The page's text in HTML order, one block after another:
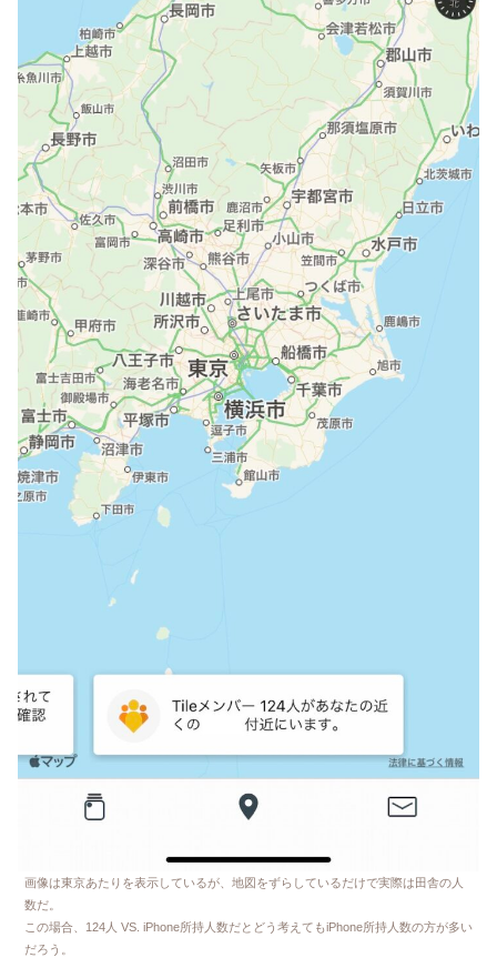
画像は東京あたりを表示しているが、地図をずらしているだけで実際は田舎の人
数だ。
この場合、124人 VS. iPhone所持人数だとどう考えてもiPhone所持人数の方が多い
だろう。